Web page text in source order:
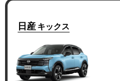
日産 キックス